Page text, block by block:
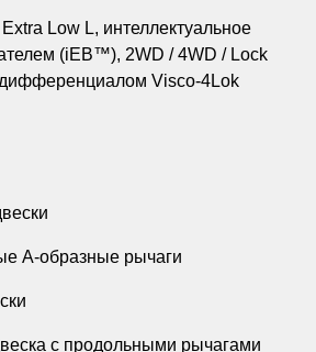
Low L, интеллектуальное
(iEB™), 2WD / 4WD / Lock
Visco-4Lok
А-образные рычаги
с продольными рычагами